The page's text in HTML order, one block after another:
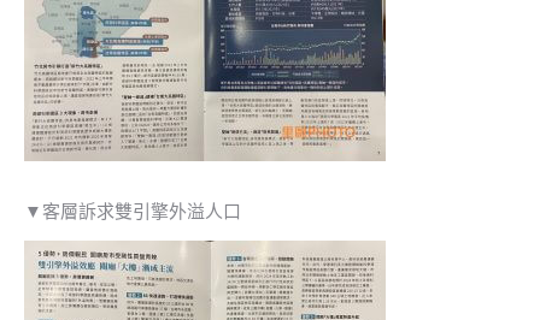
▼客層訴求雙引擎外溢人口